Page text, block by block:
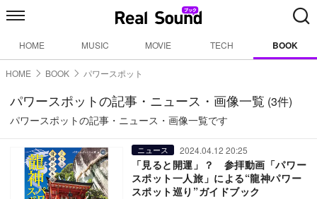
HOME MUSIC MOVIE TECH BOOK
HOME BOOK パワースポット
パワースポットの記事・ニュース・画像一覧 (3件)
パワースポットの記事・ニュース・画像一覧です
ニュース 2024.04.12 20:25
「見ると開運」？ 参拝動画「パワー
スポット一人旅」による“龍神パワー
スポット巡り”ガイドブック